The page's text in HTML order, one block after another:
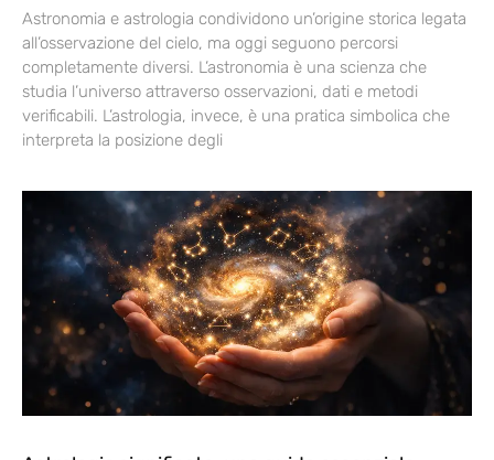
Astronomia e astrologia condividono un’origine storica legata
all’osservazione del cielo, ma oggi seguono percorsi
completamente diversi. L’astronomia è una scienza che
studia l’universo attraverso osservazioni, dati e metodi
verificabili. L’astrologia, invece, è una pratica simbolica che
interpreta la posizione degli